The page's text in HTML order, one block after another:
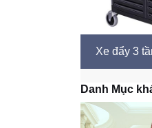
Xe đẩy 3
Danh Mục